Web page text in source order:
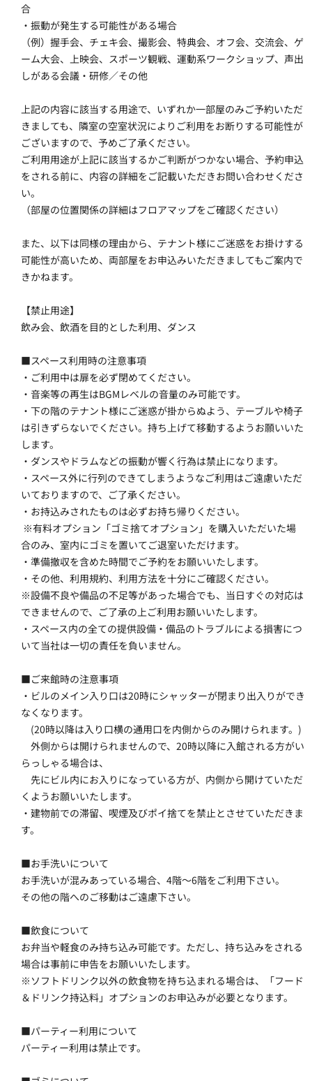
合
・振動が発生する可能性がある場合
（例）握手会、チェキ会、撮影会、特典会、オフ会、交流会、ゲ
ーム大会、上映会、スポーツ観戦、運動系ワークショップ、声出
しがある会議・研修／その他
上記の内容に該当する用途で、いずれか一部屋のみご予約いただ
きましても、隣室の空室状況によりご利用をお断りする可能性が
ございますので、予めご了承ください。
ご利用用途が上記に該当するかご判断がつかない場合、予約申込
をされる前に、内容の詳細をご記載いただきお問い合わせくださ
い。
（部屋の位置関係の詳細はフロアマップをご確認ください）
また、以下は同様の理由から、テナント様にご迷惑をお掛けする
可能性が高いため、両部屋をお申込みいただきましてもご案内で
きかねます。
【禁止用途】
飲み会、飲酒を目的とした利用、ダンス
■スペース利用時の注意事項
・ご利用中は扉を必ず閉めてください。
・音楽等の再生はBGMレベルの音量のみ可能です。
・下の階のテナント様にご迷惑が掛からぬよう、テーブルや椅子
は引きずらないでください。持ち上げて移動するようお願いいた
します。
・ダンスやドラムなどの振動が響く行為は禁止になります。
・スペース外に行列のできてしまうようなご利用はご遠慮いただ
いておりますので、ご了承ください。
・お持込みされたものは必ずお持ち帰りください。
合のみ、室内にゴミを置いてご退室いただけます。
・準備撤収を含めた時間でご予約をお願いいたします。
・その他、利用規約、利用方法を十分にご確認ください。
※設備不良や備品の不足等があった場合でも、当日すぐの対応は
できませんので、ご了承の上ご利用お願いいたします。
・スペース内の全ての提供設備・備品のトラブルによる損害につ
いて当社は一切の責任を負いません。
■ご来館時の注意事項
・ビルのメイン入り口は20時にシャッターが閉まり出入りができ
なくなります。
(20時以降は入り口横の通用口を内側からのみ開けられます。)
外側からは開けられませんので、20時以降に入館される方がい
らっしゃる場合は、
先にビル内にお入りになっている方が、内側から開けていただ
くようお願いいたします。
・建物前での滞留、喫煙及びポイ捨てを禁止とさせていただきま
す。
■お手洗いについて
お手洗いが混みあっている場合、4階～6階をご利用下さい。
その他の階へのご移動はご遠慮下さい。
■飲食について
お弁当や軽食のみ持ち込み可能です。ただし、持ち込みをされる
場合は事前に申告をお願いいたします。
※ソフトドリンク以外の飲食物を持ち込まれる場合は、「フード
＆ドリンク持込料」オプションのお申込みが必要となります。
■パーティー利用について
パーティー利用は禁止です。